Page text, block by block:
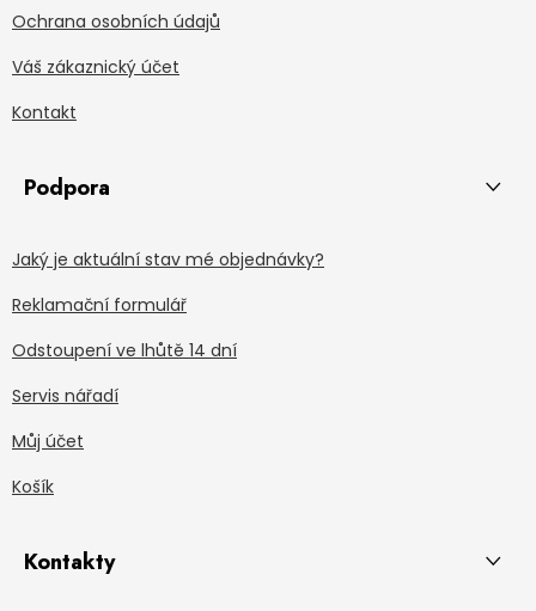
Ochrana osobních údajů
Váš zákaznický účet
Kontakt
Podpora
Jaký je aktuální stav mé objednávky?
Reklamační formulář
Odstoupení ve lhůtě 14 dní
Servis nářadí
Můj účet
Košík
Kontakty